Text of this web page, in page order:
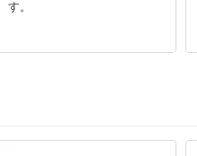
す。